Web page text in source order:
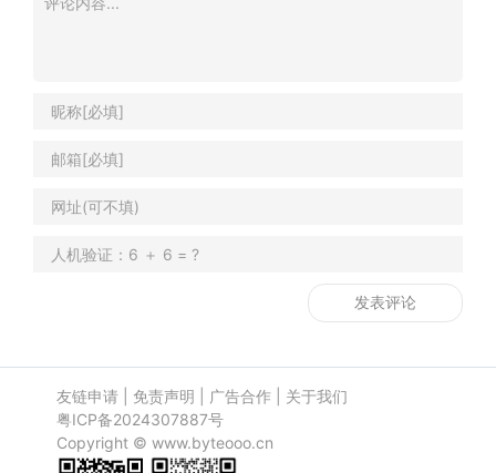
友链申请| 免责声明 广告合作| 关于我们
粤ICP备2024307887号
Copyright © www.byteooo.cn